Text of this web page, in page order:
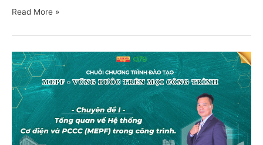
Read More »